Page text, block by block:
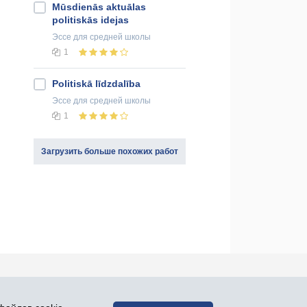
Mūsdienās aktuālas
politiskās idejas
Эссе для средней школы
1
Politiskā līdzdalība
Эссе для средней школы
1
Загрузить больше похожих работ